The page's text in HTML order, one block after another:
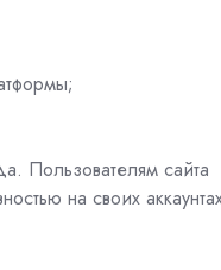
Пользователям сайта
на своих